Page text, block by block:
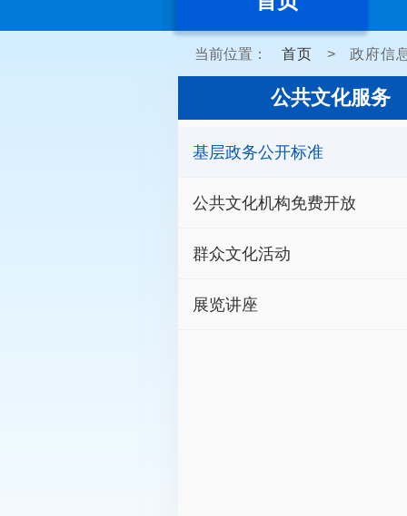
当前位置： 首页 > 政府信
公共文化服务
基层政务公开标准
公共文化机构免费开放
群众文化活动
展览讲座